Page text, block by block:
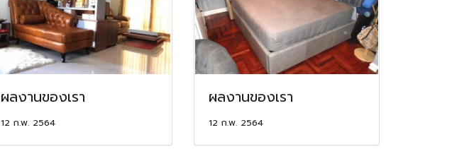
ผลงานของเรา
12 ก.พ. 2564
ผลงานของเรา
12 ก.พ. 2564